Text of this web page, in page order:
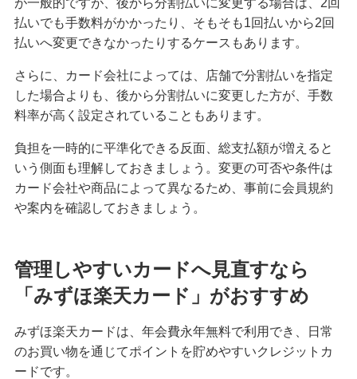
払いでも手数料がかかったり、そもそも1回払いから2回
払いへ変更できなかったりするケースもあります。
さらに、カード会社によっては、店舗で分割払いを指定
した場合よりも、後から分割払いに変更した方が、手数
料率が高く設定されていることもあります。
負担を一時的に平準化できる反面、総支払額が増えると
いう側面も理解しておきましょう。変更の可否や条件は
カード会社や商品によって異なるため、事前に会員規約
や案内を確認しておきましょう。
管理しやすいカードへ見直すなら
「みずほ楽天カード」がおすすめ
みずほ楽天カードは、年会費永年無料で利用でき、日常
のお買い物を通じてポイントを貯めやすいクレジットカ
ードです。